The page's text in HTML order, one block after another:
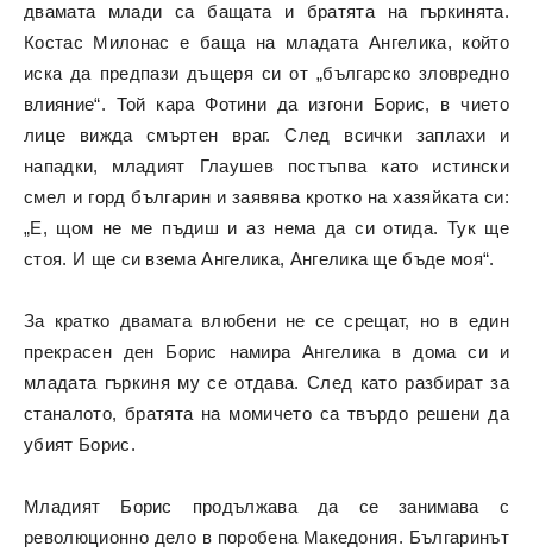
двамата млади са бащата и братята на гъркинята.
Костас Милонас е баща на младата Ангелика, който
иска да предпази дъщеря си от „българско зловредно
влияние“. Той кара Фотини да изгони Борис, в чието
лице вижда смъртен враг. След всички заплахи и
нападки, младият Глаушев постъпва като истински
смел и горд българин и заявява кротко на хазяйката си:
„Е, щом не ме пъдиш и аз нема да си отида. Тук ще
стоя. И ще си взема Ангелика, Ангелика ще бъде моя“.
За кратко двамата влюбени не се срещат, но в един
прекрасен ден Борис намира Ангелика в дома си и
младата гъркиня му се отдава. След като разбират за
станалото, братята на момичето са твърдо решени да
убият Борис.
Младият Борис продължава да се занимава с
революционно дело в поробена Македония. Българинът